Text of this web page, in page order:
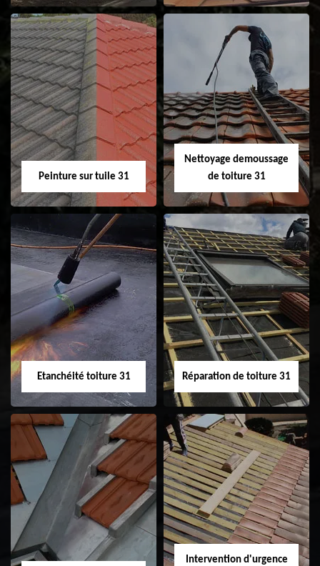
Nettoyage et
ravalement de
façade 31
Isolation toiture 31
Peinture sur tuile 31
Peinture sur tuile
31
Nettoyage demoussage
de toiture 31
Nettoyage
demoussage de
toiture 31
Etanchéité toiture 31
Etanchéité toiture
31
Réparation de toiture 31
Réparation de
toiture 31
Intervention d'urgence